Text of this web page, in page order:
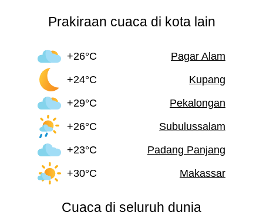
Prakiraan cuaca di kota lain
+26°C
Pagar Alam
+24°C
Kupang
+29°C
Pekalongan
+26°C
Subulussalam
+23°C
Padang Panjang
+30°C
Makassar
Cuaca di seluruh dunia